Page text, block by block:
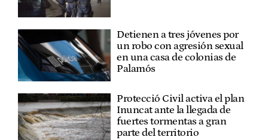
Detienen a tres jóvenes por
un robo con agresión sexual
en una casa de colonias de
Palamós
Protecció Civil activa el plan
Inuncat ante la llegada de
fuertes tormentas a gran
parte del territorio